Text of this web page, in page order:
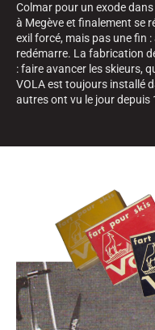
SKI
Colmar pour un exode dans
à Megève et finalement se
exil forcé, mais pas une fin
redémarre. La fabrication
: faire avancer les skieurs,
VOLA est toujours installé
autres ont vu le jour depuis